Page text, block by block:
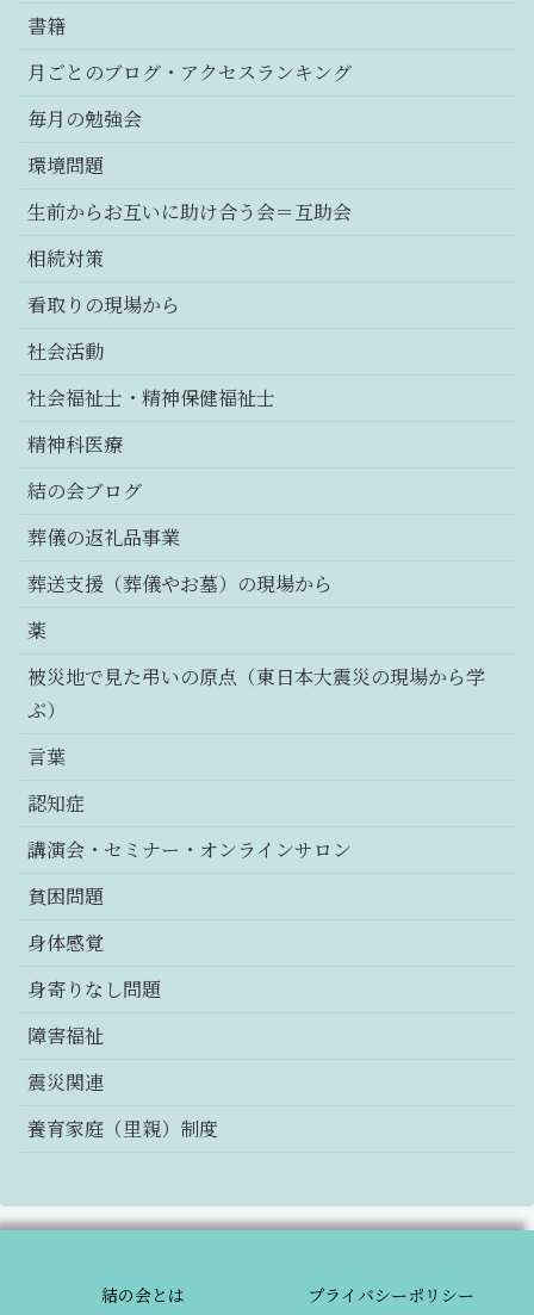
書籍
月ごとのブログ・アクセスランキング
毎月の勉強会
環境問題
生前からお互いに助け合う会＝互助会
相続対策
看取りの現場から
社会活動
社会福祉士・精神保健福祉士
精神科医療
結の会ブログ
葬儀の返礼品事業
葬送支援（葬儀やお墓）の現場から
薬
被災地で見た弔いの原点（東日本大震災の現場から学
ぶ）
言葉
認知症
講演会・セミナー・オンラインサロン
貧困問題
身体感覚
身寄りなし問題
障害福祉
震災関連
養育家庭（里親）制度
結の会とは プライバシーポリシー